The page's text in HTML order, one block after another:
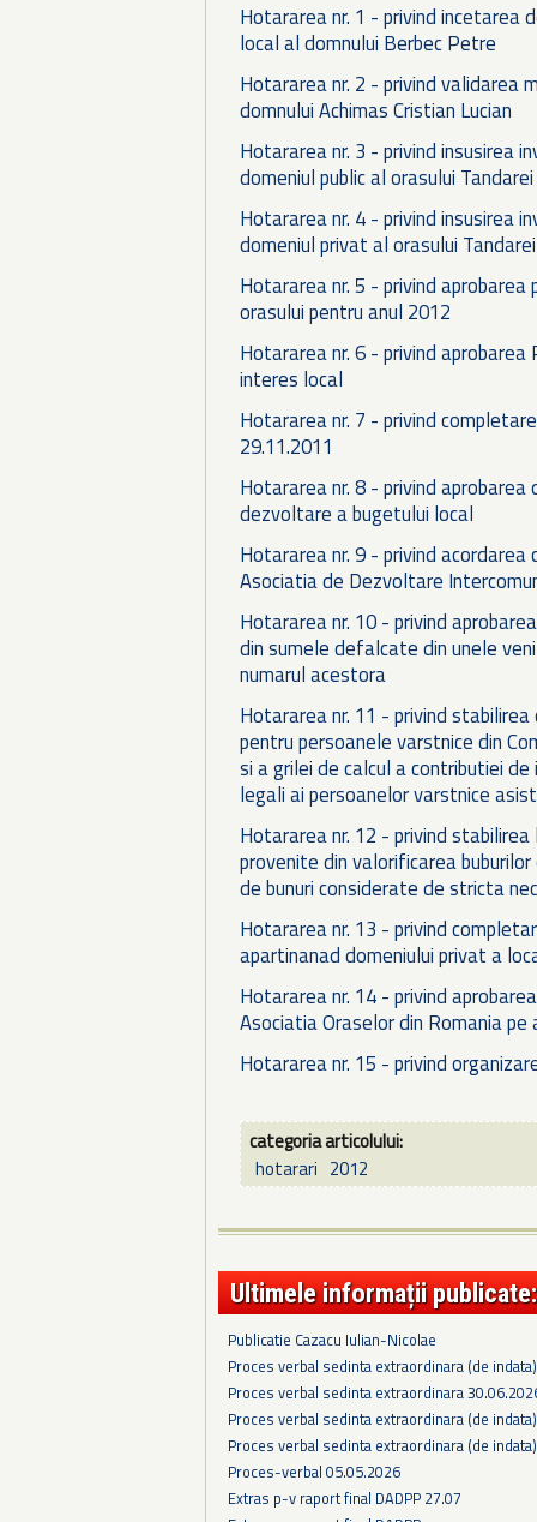
Hotararea nr. 1 - privind incetarea
local al domnului Berbec Petre
Hotararea nr. 2 - privind validarea
domnului Achimas Cristian Lucian
Hotararea nr. 3 - privind insusirea
domeniul public al orasului Tandarei
Hotararea nr. 4 - privind insusirea
domeniul privat al orasului Tandarei
Hotararea nr. 5 - privind
orasului pentru anul 2012
Hotararea nr. 6 - privind
interes local
Hotararea nr. 7 - privind
29.11.2011
Hotararea nr. 8 - privind
dezvoltare a bugetului local
Hotararea nr. 9 - privind
Asociatia de Dezvoltare
Hotararea nr. 10 - privind
din sumele defalcate din unele
numarul acestora
Hotararea nr. 11 - privind
pentru persoanele varstnice din
si a grilei de calcul a contributiei
legali ai persoanelor varstnice
Hotararea nr. 12 - privind
provenite din valorificarea
de bunuri considerate de stricta
Hotararea nr. 13 - privind
apartinanad domeniului privat a
Hotararea nr. 14 - privind
Asociatia Oraselor din Romania pe
Hotararea nr. 15 - privind
categoria articolului:
hotarari 2012
Ultimele informații publicate:
Publicatie Cazacu Iulian-Nicolae
Proces verbal sedinta extraordinara (de
Proces verbal sedinta extraordinara
Proces verbal sedinta extraordinara (de
Proces verbal sedinta extraordinara (de
Proces-verbal 05.05.2026
Extras p-v raport final DADPP 27.07